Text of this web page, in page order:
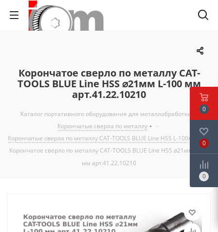
Корончатое сверло по металлу CAT-
TOOLS BLUE Line HSS ⌀21мм L-100 мм
арт.41.22.10210
Каталог портативного оборудования для металлобработки
Корончатые сверла по металлу
-
Корончатые сверла по металлу CAT-TOOLS BLUE Line HSS L-100мм
-
Корончатое сверло по металлу CAT-TOOLS BLUE Line HSS ⌀21мм L-100
мм арт.41.22.10210
0
0
0